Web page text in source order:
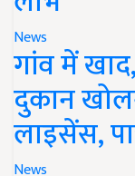
News
गांव में
दुकान
लाइसेंस,
News